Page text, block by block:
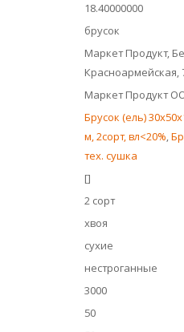
18.40000000
брусок
Маркет Продукт,
Красноармейская,
Маркет Продукт
Брусок (ель)
м, 2сорт, вл<20%,
тех. сушка
[]
2 сорт
хвоя
сухие
нестроганные
3000
50